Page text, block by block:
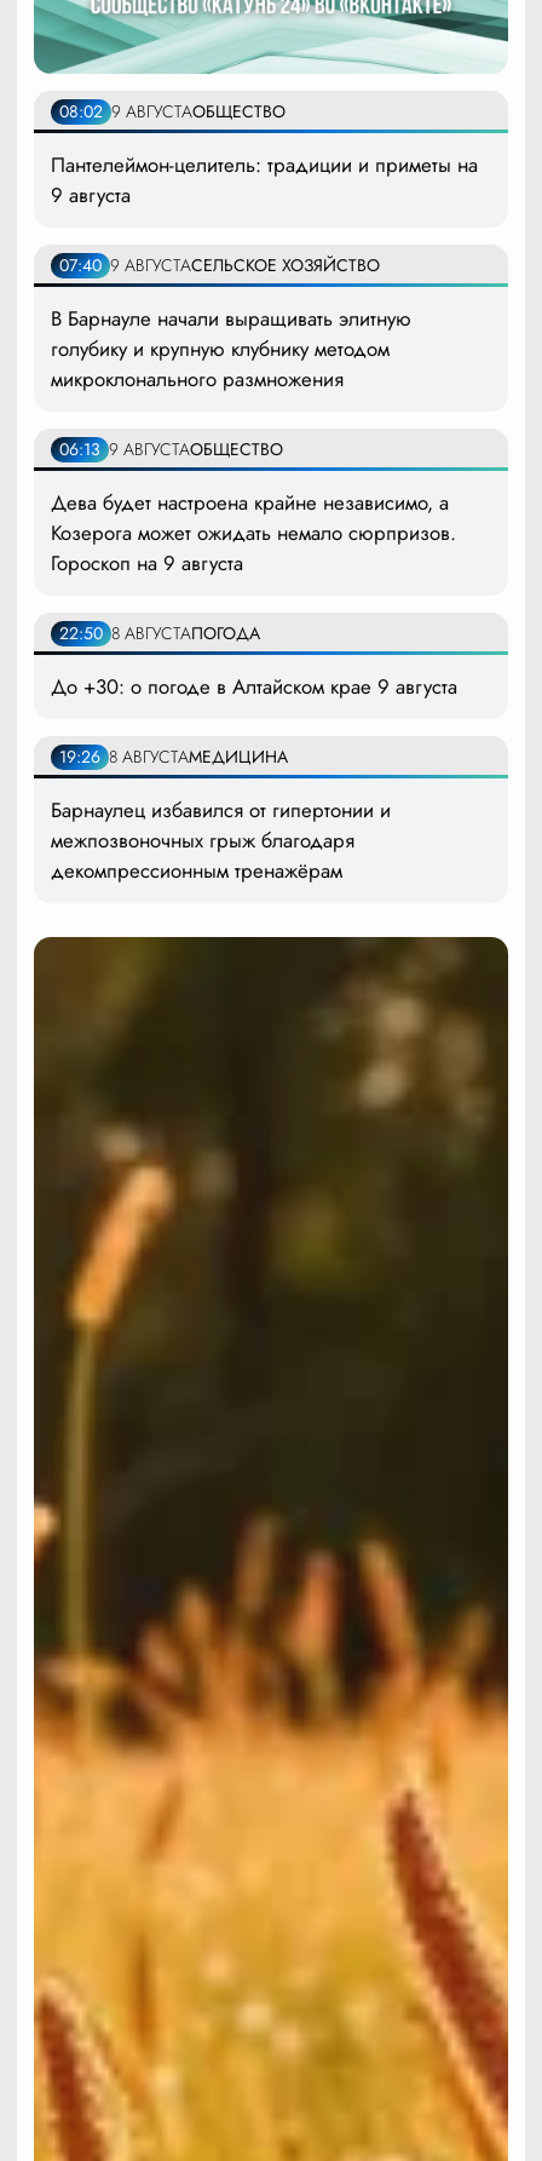
08:02 9 АВГУСТАОБЩЕСТВО
Пантелеймон-целитель: традиции и приметы на
9 августа
07:40 9 АВГУСТАСЕЛЬСКОЕ ХОЗЯЙСТВО
В Барнауле начали выращивать элитную
голубику и крупную клубнику методом
микроклонального размножения
06:13 9 АВГУСТАОБЩЕСТВО
Дева будет настроена крайне независимо, а
Козерога может ожидать немало сюрпризов.
Гороскоп на 9 августа
22:50 8 АВГУСТАПОГОДА
До +30: о погоде в Алтайском крае 9 августа
19:26 8 АВГУСТАМЕДИЦИНА
Барнаулец избавился от гипертонии и
межпозвоночных грыж благодаря
декомпрессионным тренажёрам